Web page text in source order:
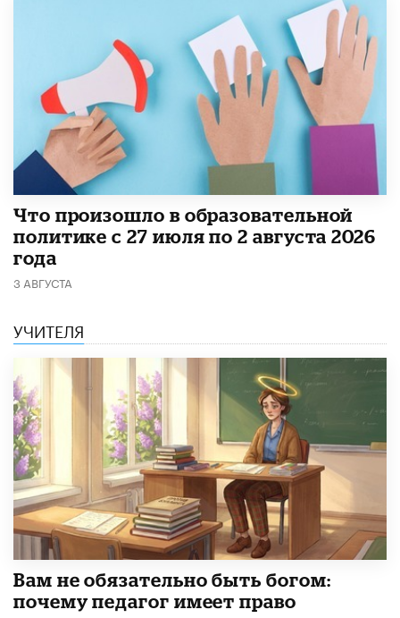
​Что произошло в образовательной
политике с 27 июля по 2 августа 2026
года
3 АВГУСТА
УЧИТЕЛЯ
​Вам не обязательно быть богом:
почему педагог имеет право